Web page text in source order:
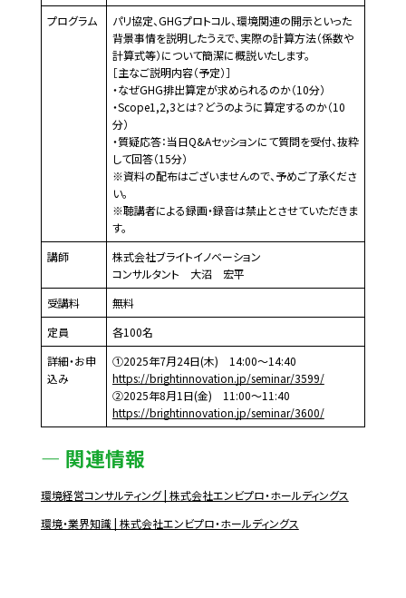
プログラム
パリ協定、GHGプロトコル、環境関連の開示といった
背景事情を説明したうえで、実際の計算方法（係数や
計算式等）について簡潔に概説いたします。
［主なご説明内容（予定）］
・なぜGHG排出算定が求められるのか（10分）
・Scope1,2,3とは？どうのように算定するのか（10
分）
・質疑応答：当日Q&Aセッションにて質問を受付、抜粋
して回答（15分）
※資料の配布はございませんので、予めご了承くださ
い。
※聴講者による録画・録音は禁止とさせていただきま
す。
講師
株式会社ブライトイノベーション
コンサルタント 大沼 宏平
受講料
無料
定員
各100名
詳細・お申
込み
①2025年7月24日(木) 14:00～14:40
https://brightinnovation.jp/seminar/3599/
②2025年8月1日(金) 11:00～11:40
https://brightinnovation.jp/seminar/3600/
関連情報
環境経営コンサルティング | 株式会社エンビプロ・ホールディングス
環境・業界知識 | 株式会社エンビプロ・ホールディングス